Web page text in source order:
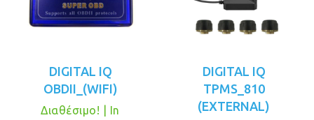
DIGITAL IQ
OBDII_(WIFI)
Διαθέσιμο! | In
DIGITAL IQ
TPMS_810
(EXTERNAL)